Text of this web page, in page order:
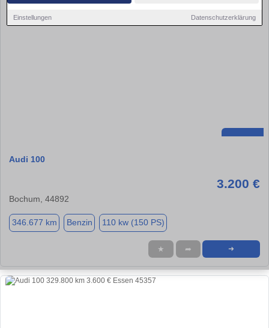
Einstellungen Datenschutzerklärung
Audi 100
3.200 €
Bochum, 44892
346.677 km Benzin 110 kw (150 PS)
★ ➦ ➜